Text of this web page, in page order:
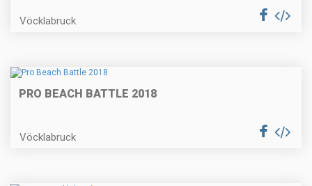
Vöcklabruck
PRO BEACH BATTLE 2018
Vöcklabruck